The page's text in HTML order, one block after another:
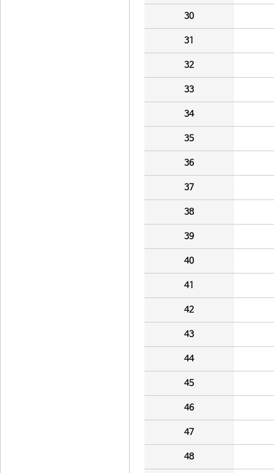
30
31
32
33
34
35
36
37
38
39
40
41
42
43
44
45
46
47
48